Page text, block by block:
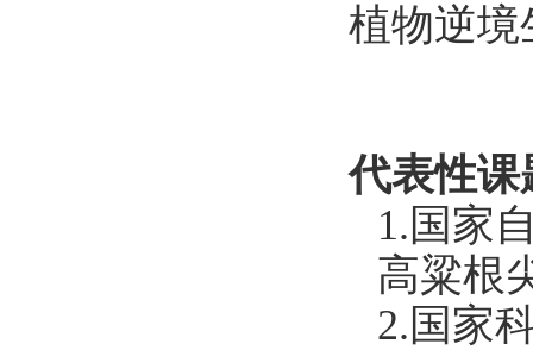
植物逆境
代表性课
1.国家
高粱根
2.国家